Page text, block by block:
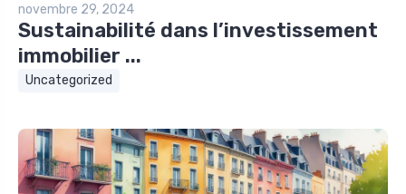
novembre 29, 2024
Sustainabilité dans l’investissement
immobilier ...
Uncategorized